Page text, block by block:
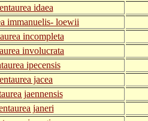
idaea
immanuelis- loewii
incompleta
involucrata
ipecensis
jacea
jaennensis
janeri